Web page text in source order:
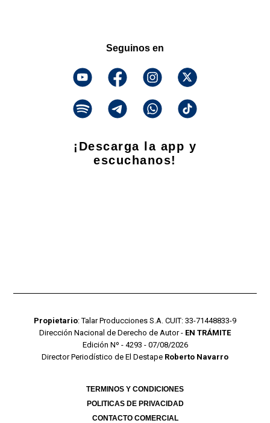
Seguinos en
¡Descarga la app y
escuchanos!
Propietario: Talar Producciones S.A. CUIT: 33-71448833-9
Dirección Nacional de Derecho de Autor - EN TRÁMITE
Edición Nº - 4293 - 07/08/2026
Director Periodístico de El Destape Roberto Navarro
TERMINOS Y CONDICIONES
POLITICAS DE PRIVACIDAD
CONTACTO COMERCIAL